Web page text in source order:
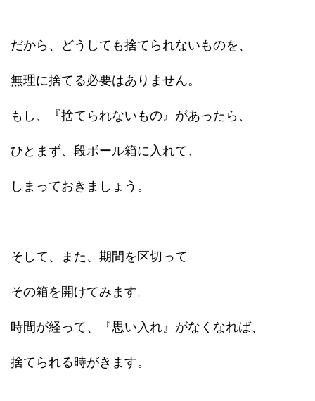
だから、どうしても捨てられないものを、
無理に捨てる必要はありません。
もし、『捨てられないもの』があったら、
ひとまず、段ボール箱に入れて、
しまっておきましょう。
そして、また、期間を区切って
その箱を開けてみます。
時間が経って、『思い入れ』がなくなれば、
捨てられる時がきます。